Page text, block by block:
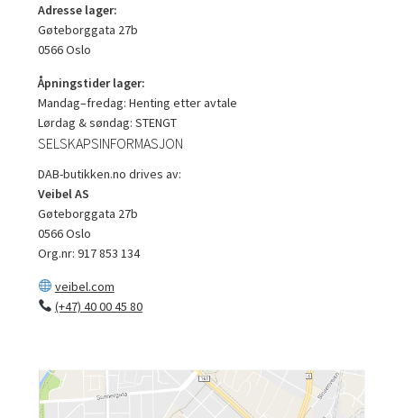
Adresse lager:
Gøteborggata 27b
0566 Oslo
Åpningstider lager:
Mandag–fredag: Henting etter avtale
Lørdag & søndag: STENGT
SELSKAPSINFORMASJON
DAB-butikken.no drives av:
Veibel AS
Gøteborggata 27b
0566 Oslo
Org.nr: 917 853 134
veibel.com
(+47) 40 00 45 80